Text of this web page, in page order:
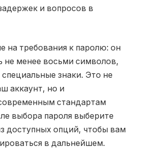
и вопросов в
на требования к паролю: он
не менее восьми символов,
знаки. Это не
аккаунт, но и
стандартам
выбора пароля выберите
доступных опций, чтобы вам
в дальнейшем.